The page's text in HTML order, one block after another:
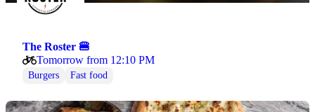
The Roster 🍔
Tomorrow from 12:10 PM
Burgers Fast food